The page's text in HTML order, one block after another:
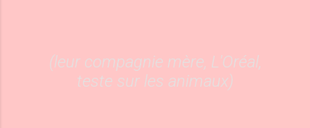
(leur compagnie mère, L'Oréal,
teste sur les animaux)